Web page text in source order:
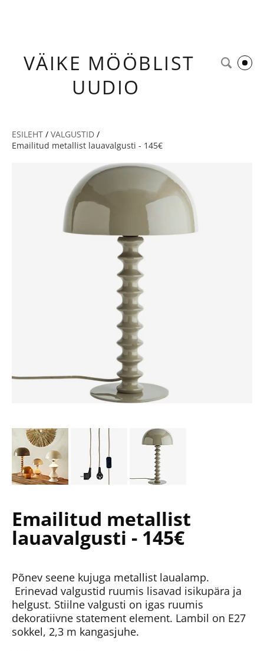
VÄIKE MÖÖBLIST
UUDIO
ESILEHT / VALGUSTID /
Emailitud metallist lauavalgusti - 145€
Emailitud metallist
lauavalgusti - 145€
Põnev seene kujuga metallist laualamp.
Erinevad valgustid ruumis lisavad isikupära ja
helgust. Stiilne valgusti on igas ruumis
dekoratiivne statement element. Lambil on E27
sokkel, 2,3 m kangasjuhe.